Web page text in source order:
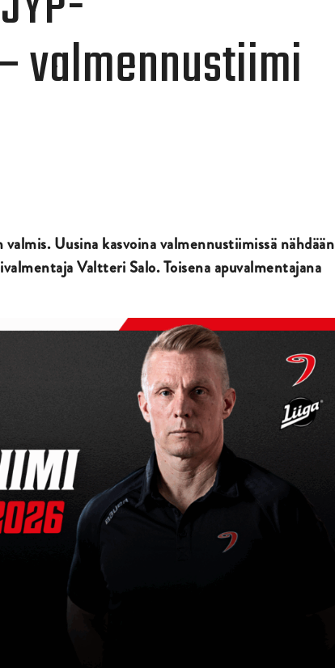
valmennustiimi
Uusina kasvoina valmennustiimissä nähdään
Valtteri Salo. Toisena apuvalmentajana